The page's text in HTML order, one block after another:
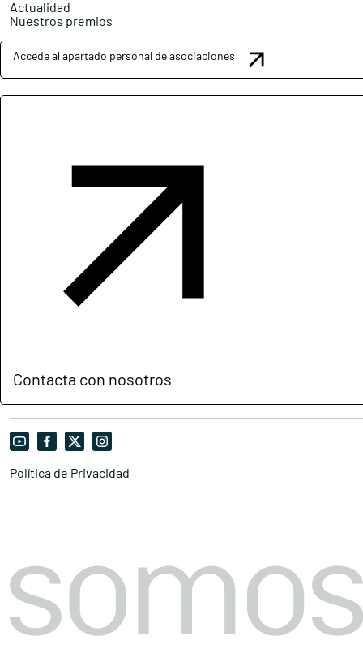
Actualidad
Nuestros premios
Accede al apartado personal de asociaciones
Contacta con nosotros
Política de Privacidad